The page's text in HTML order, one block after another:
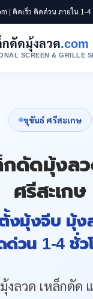
| ติดเร็ว ติดด่วน ภายใน 1-
กดัดมุ้งลวด.com
SCREEN & GRILLE
ขุขันธ์ ศรีสะเกษ
กดัดมุ้งล
ศรีสะเกษ
งมุ้งจีบ มุ้ง
วน 1-4 ชั่ว
งลวด เหล็กดัด